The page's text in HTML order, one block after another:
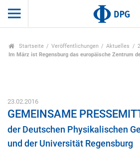
Startseite Veröffentlichungen Aktuelles
Im März ist Regensburg das europäische Zentrum
23.02.2016
GEMEINSAME
der Deutschen Physikalischen
und der Universität Regensburg